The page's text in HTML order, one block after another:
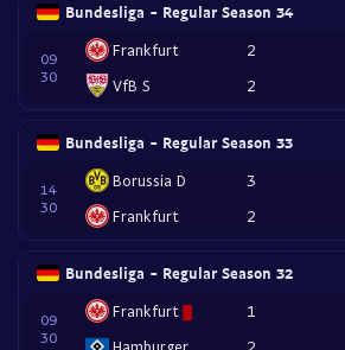
Bundesliga - Regular Season 34
09
30
Frankfurt
VfB S
2
2
Bundesliga - Regular Season 33
14
30
Borussia D
Frankfurt
3
2
Bundesliga - Regular Season 32
09
30
Frankfurt
Hamburger
1
2